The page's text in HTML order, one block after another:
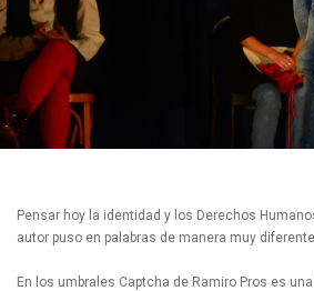
Pensar hoy la identidad y los Derechos
autor puso en palabras de manera muy
En los umbrales Captcha de Ramiro Pros es